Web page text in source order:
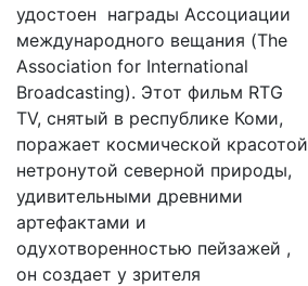
удостоен награды Ассоциации
международного вещания (The
Association for International
Broadcasting). Этот фильм RTG
TV, снятый в республике Коми,
поражает космической красотой
нетронутой северной природы,
удивительными древними
артефактами и
одухотворенностью пейзажей ,
он создает у зрителя